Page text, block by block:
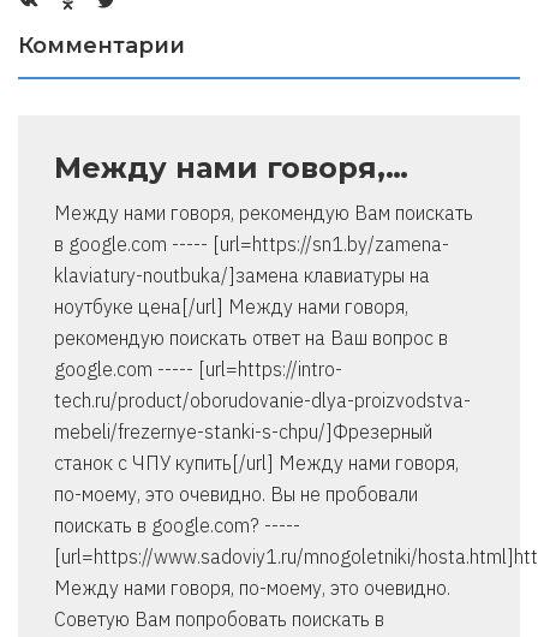
Комментарии
Между нами говоря,…
Между нами говоря, рекомендую Вам поискать
в google.com ----- [url=https://sn1.by/zamena-
klaviatury-noutbuka/]замена клавиатуры на
ноутбуке цена[/url] Между нами говоря,
рекомендую поискать ответ на Ваш вопрос в
google.com ----- [url=https://intro-
tech.ru/product/oborudovanie-dlya-proizvodstva-
mebeli/frezernye-stanki-s-chpu/]Фрезерный
станок с ЧПУ купить[/url] Между нами говоря,
по-моему, это очевидно. Вы не пробовали
поискать в google.com? -----
[url=https://www.sadoviy1.ru/mnogoletniki/
Между нами говоря, по-моему, это очевидно.
Советую Вам попробовать поискать в